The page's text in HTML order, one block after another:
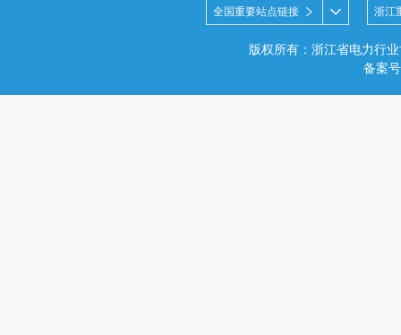
全国重要站点链接 浙江
版权所有：浙江省电力行
备案